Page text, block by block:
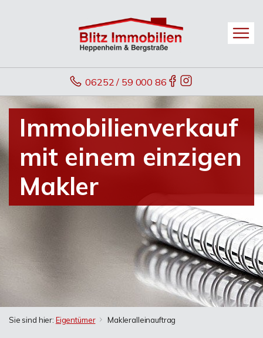
06252 / 59 000 86
Immobilienverkauf
mit einem einzigen
Makler
Sie sind hier: Eigentümer Makleralleinauftrag